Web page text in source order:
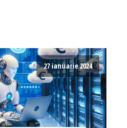
27 ianuarie 2024